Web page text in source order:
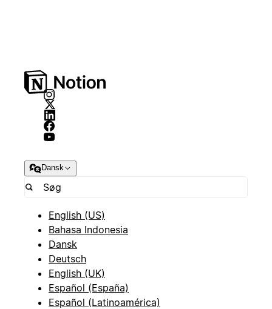
Dansk
English (US)
Bahasa Indonesia
Dansk
Deutsch
English (UK)
Español (España)
Español (Latinoamérica)